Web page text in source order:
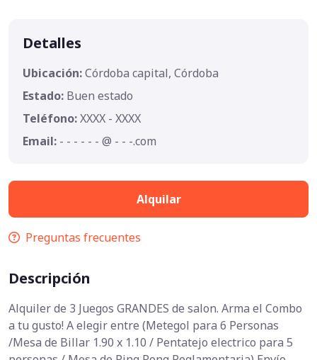
Detalles
Ubicación:Córdoba capital, Córdoba
Estado: Buen estado
Teléfono:XXXX - XXXX
Email: - - - - - - @ - - -.com
Alquilar
Preguntas frecuentes
Descripción
Alquiler de 3 Juegos GRANDES de salon. Arma el Combo
a tu gusto! A elegir entre (Metegol para 6 Personas
/Mesa de Billar 1.90 x 1.10 / Pentatejo electrico para 5